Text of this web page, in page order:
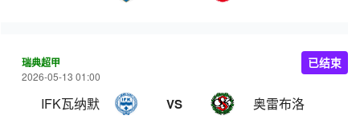
瑞典超甲
2026-05-13 01:00
IFK瓦纳默 VS 奥雷布洛
已结束